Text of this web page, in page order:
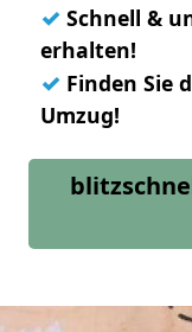
✓ Schnell &
erhalten!
✓ Finden Sie
Umzug!